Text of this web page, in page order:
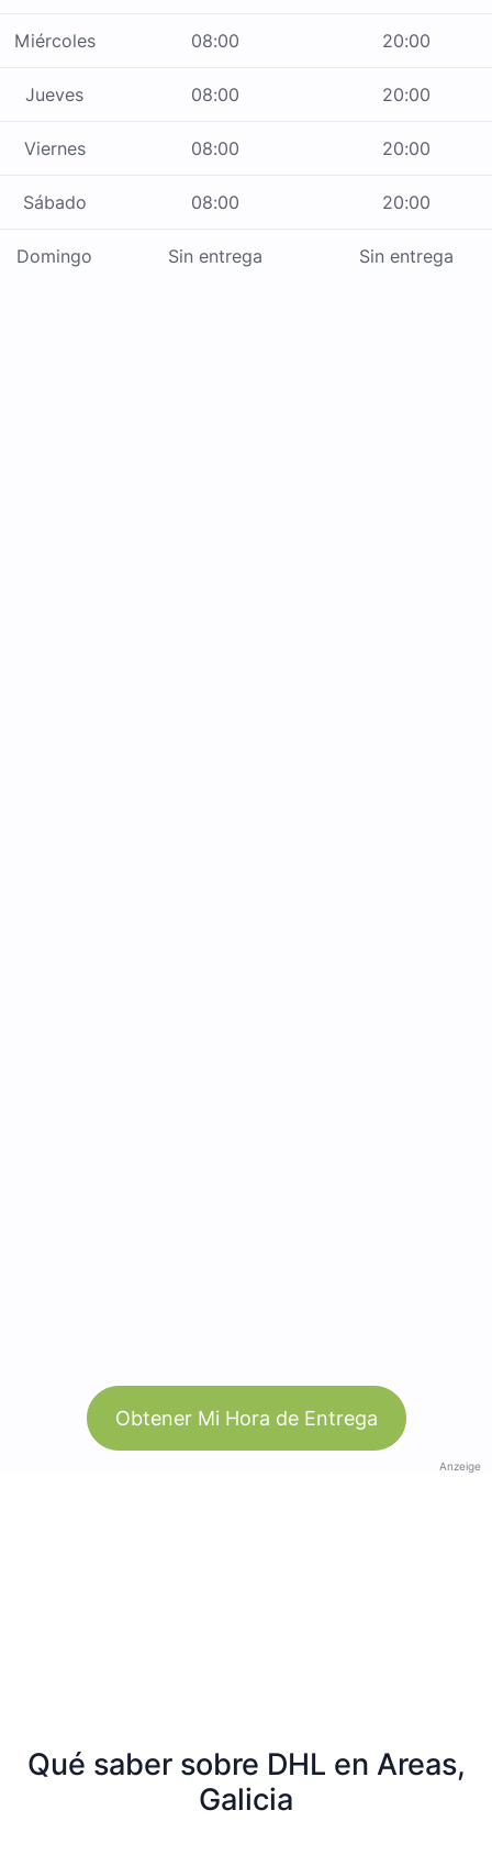
Miércoles 08:00 20:00
Jueves 08:00 20:00
Viernes 08:00 20:00
Sábado 08:00 20:00
Domingo Sin entrega Sin entrega
Obtener Mi Hora de Entrega
Anzeige
Qué saber sobre DHL en Areas,
Galicia